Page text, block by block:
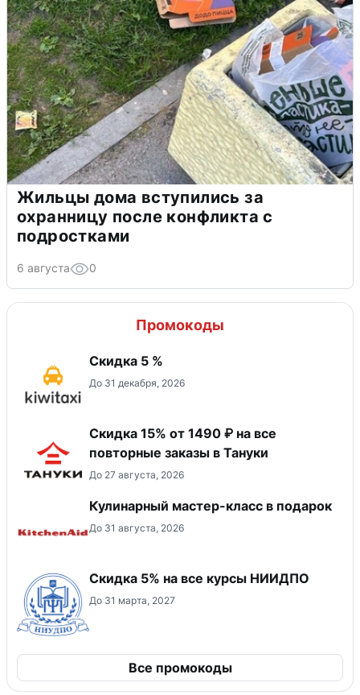
Жильцы дома вступились за
охранницу после конфликта с
подростками
6 августа 0
Промокоды
Скидка 5 %
До 31 декабря, 2026
Скидка 15% от 1490 ₽ на все
повторные заказы в Тануки
До 27 августа, 2026
Кулинарный мастер-класс в подарок
До 31 августа, 2026
Скидка 5% на все курсы НИИДПО
До 31 марта, 2027
Все промокоды